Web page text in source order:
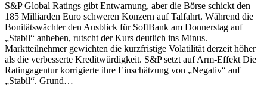
S&P Global Ratings gibt Entwarnung, aber die Börse schickt den
185 Milliarden Euro schweren Konzern auf Talfahrt. Während die
Bonitätswächter den Ausblick für SoftBank am Donnerstag auf
„Stabil“ anheben, rutscht der Kurs deutlich ins Minus.
Marktteilnehmer gewichten die kurzfristige Volatilität derzeit höher
als die verbesserte Kreditwürdigkeit. S&P setzt auf Arm-Effekt Die
Ratingagentur korrigierte ihre Einschätzung von „Negativ“ auf
„Stabil“. Grund…